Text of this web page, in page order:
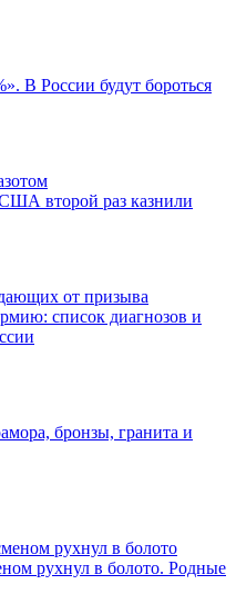
В России будут бороться
второй раз казнили
список диагнозов и
бронзы, гранита и
рухнул в болото. Родные